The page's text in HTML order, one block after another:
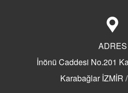
Dedektif Tutanların Hikayeleri
Dedektif Tutanların Yorumları
Dedektif Tuttunuz Mu?
Eş Takibi Yaptıranlar
ADRES
İnönü Caddesi No.201
Karabağlar İZMİR